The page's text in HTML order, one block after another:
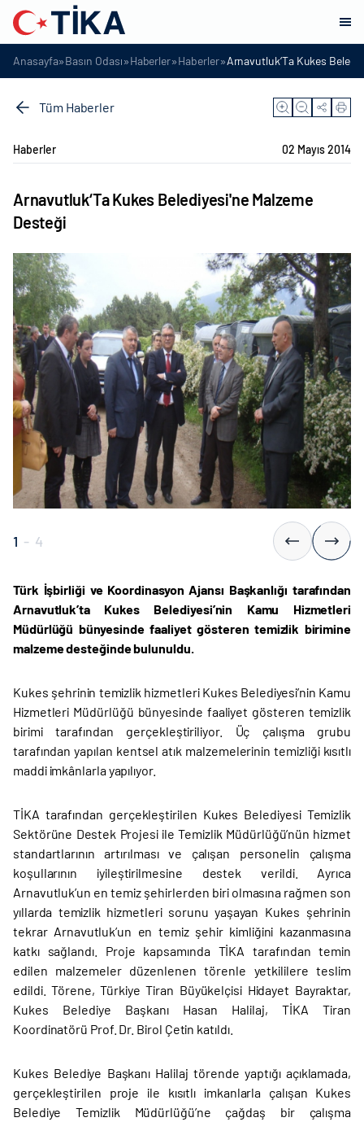
Anasayfa»Basın Odası»Haberler»Haberler»Arnavutluk‘Ta Kukes
Tüm Haberler
Haberler 02 Mayıs 2014
Arnavutluk‘Ta Kukes Belediyesi'ne Malzeme
Desteği
1 - 4
Türk İşbirliği ve Koordinasyon Ajansı Başkanlığı tarafından
Arnavutluk’ta Kukes Belediyesi’nin Kamu Hizmetleri
Müdürlüğü bünyesinde faaliyet gösteren temizlik birimine
malzeme desteğinde bulunuldu.
Kukes şehrinin temizlik hizmetleri Kukes Belediyesi’nin Kamu
Hizmetleri Müdürlüğü bünyesinde faaliyet gösteren temizlik
birimi tarafından gerçekleştiriliyor. Üç çalışma grubu
tarafından yapılan kentsel atık malzemelerinin temizliği kısıtlı
maddi imkânlarla yapılıyor.
TİKA tarafından gerçekleştirilen Kukes Belediyesi Temizlik
Sektörüne Destek Projesi ile Temizlik Müdürlüğü’nün hizmet
standartlarının artırılması ve çalışan personelin çalışma
koşullarının iyileştirilmesine destek verildi. Ayrıca
Arnavutluk’un en temiz şehirlerden biri olmasına rağmen son
yıllarda temizlik hizmetleri sorunu yaşayan Kukes şehrinin
tekrar Arnavutluk’un en temiz şehir kimliğini kazanmasına
katkı sağlandı. Proje kapsamında TİKA tarafından temin
edilen malzemeler düzenlenen törenle yetkililere teslim
edildi. Törene, Türkiye Tiran Büyükelçisi Hidayet Bayraktar,
Kukes Belediye Başkanı Hasan Halilaj, TİKA Tiran
Koordinatörü Prof. Dr. Birol Çetin katıldı.
Kukes Belediye Başkanı Halilaj törende yaptığı açıklamada,
gerçekleştirilen proje ile kısıtlı imkanlarla çalışan Kukes
Belediye Temizlik Müdürlüğü’ne çağdaş bir çalışma